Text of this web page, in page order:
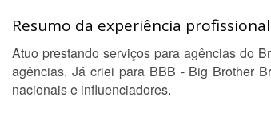
Resumo da experiência
Atuo prestando serviços para agências do
agências. Já criei para BBB - Big Brother
nacionais e influenciadores.